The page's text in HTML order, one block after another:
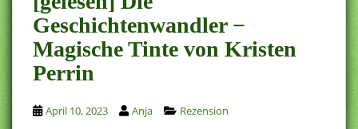
c
o
n
t
e
n
t
Geschichtenwandler −
Magische Tinte von Kristen
Perrin
April 10, 2023 Anja Rezension